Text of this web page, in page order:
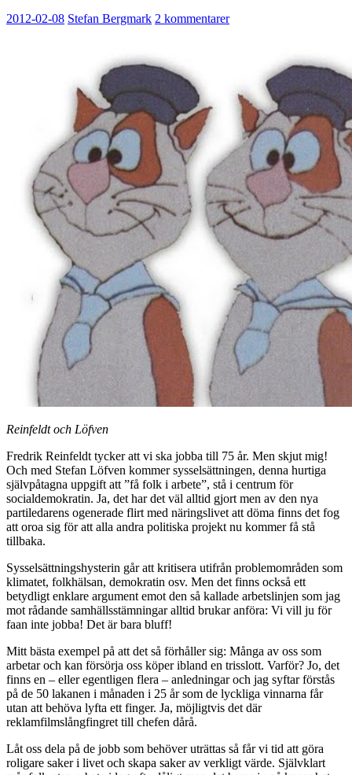
2012-02-08 Stefan Bergmark 2 kommentarer
Reinfeldt och Löfven
Fredrik Reinfeldt tycker att vi ska jobba till 75 år. Men skjut mig!
Och med Stefan Löfven kommer sysselsättningen, denna hurtiga
självpåtagna uppgift att ”få folk i arbete”, stå i centrum för
socialdemokratin. Ja, det har det väl alltid gjort men av den nya
partiledarens ogenerade flirt med näringslivet att döma finns det fog
att oroa sig för att alla andra politiska projekt nu kommer få stå
tillbaka.
Sysselsättningshysterin går att kritisera utifrån problemområden som
klimatet, folkhälsan, demokratin osv. Men det finns också ett
betydligt enklare argument emot den så kallade arbetslinjen som jag
mot rådande samhällsstämningar alltid brukar anföra: Vi vill ju för
faan inte jobba! Det är bara bluff!
Mitt bästa exempel på att det så förhåller sig: Många av oss som
arbetar och kan försörja oss köper ibland en trisslott. Varför? Jo, det
finns en – eller egentligen flera – anledningar och jag syftar förstås
på de 50 lakanen i månaden i 25 år som de lyckliga vinnarna får
utan att behöva lyfta ett finger. Ja, möjligtvis det där
reklamfilmslångfingret till chefen dårå.
Låt oss dela på de jobb som behöver uträttas så får vi tid att göra
roligare saker i livet och skapa saker av verkligt värde. Självklart